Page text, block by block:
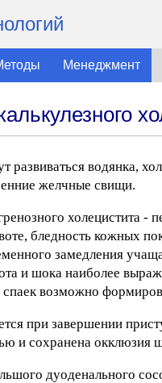
Менеджмент
развиваться водянка,
желчные свищи.
холецистита
бледность кожных
замедления
и шока наиболее
возможно
при завершении
и сохранена
дуоденального